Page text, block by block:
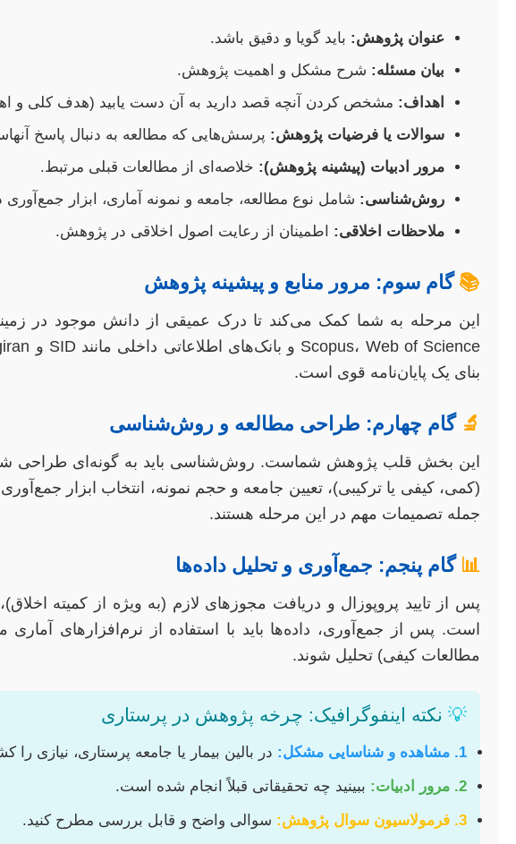
عنوان پژوهش: باید گویا و دقیق باشد.
بیان مسئله: شرح مشکل و اهمیت پژوهش.
اهداف: مشخص کردن آنچه قصد دارید به آن دست یابید (هدف کلی و
سوالات یا فرضیات پژوهش: پرسش‌هایی که مطالعه به دنبال پاسخ
مرور ادبیات (پیشینه پژوهش): خلاصه‌ای از مطالعات قبلی مرتبط.
روش‌شناسی: شامل نوع مطالعه، جامعه و نمونه آماری، ابزار
ملاحظات اخلاقی: اطمینان از رعایت اصول اخلاقی در پژوهش.
📚 گام سوم: مرور منابع و پیشینه پژوهش
بنای یک پایان‌نامه قوی است.
🔬 گام چهارم: طراحی مطالعه و روش‌شناسی
این بخش قلب پژوهش شماست. روش‌شناسی باید به گونه‌ای طراحی
(کمی، کیفی یا ترکیبی)، تعیین جامعه و حجم نمونه، انتخاب ابزار
جمله تصمیمات مهم در این مرحله هستند.
📊 گام پنجم: جمع‌آوری و تحلیل داده‌ها
پس از تایید پروپوزال و دریافت مجوزهای لازم (به ویژه از کمیته
مطالعات کیفی) تحلیل شوند.
💡 نکته اینفوگرافیک: چرخه پژوهش در پرستاری
1. مشاهده و شناسایی مشکل:
در بالین بیمار یا جامعه پرستاری، نیازی را
2. مرور ادبیات:
ببینید چه تحقیقاتی قبلاً انجام شده است.
3. فرمولاسیون سوال پژوهش:
سوالی واضح و قابل بررسی مطرح کنید.